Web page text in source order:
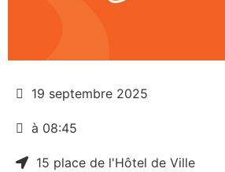
19 septembre 2025
à 08:45
15 place de l'Hôtel de Ville